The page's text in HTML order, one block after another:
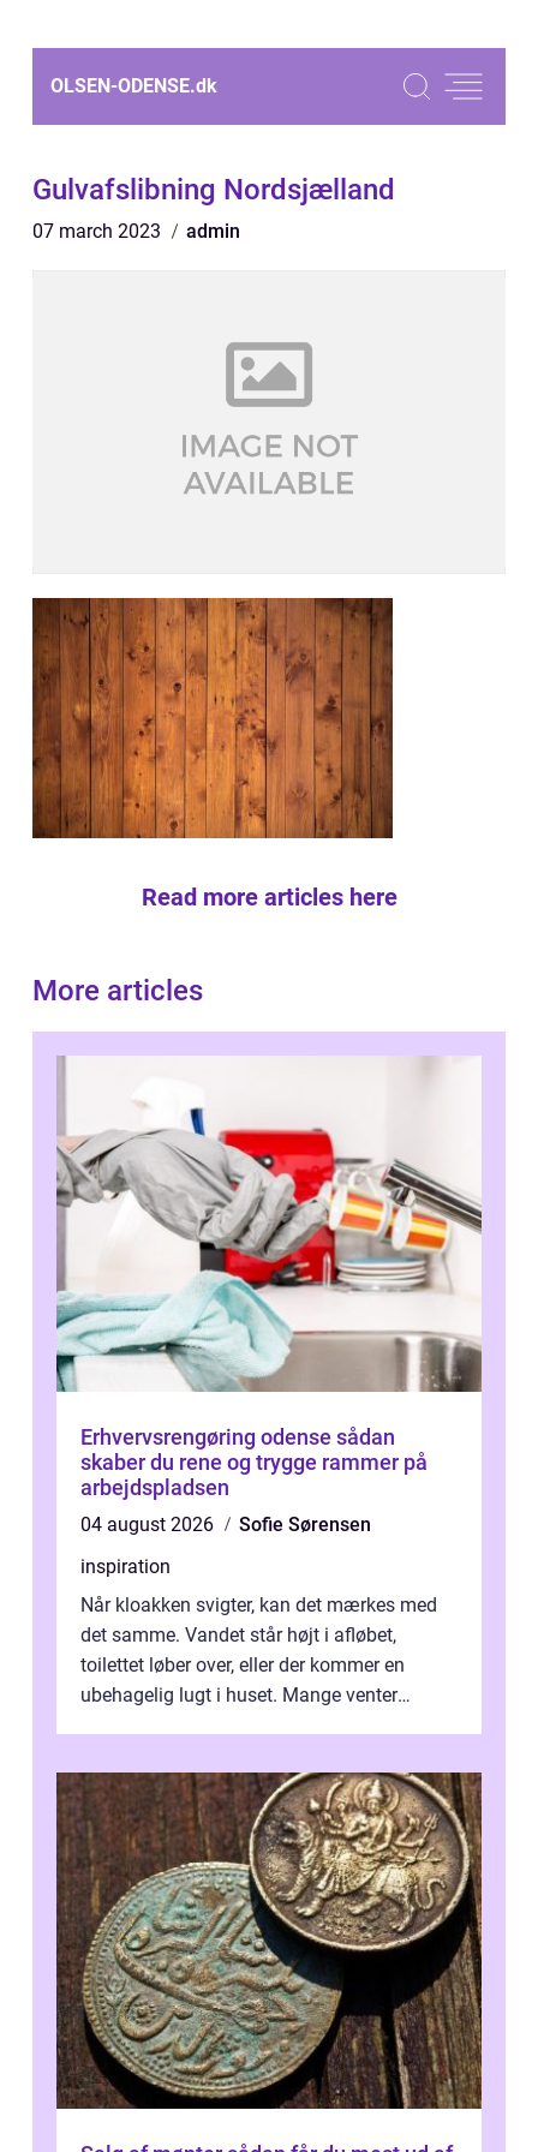
OLSEN-ODENSE.dk
Gulvafslibning Nordsjælland
07 march 2023 admin
Read more articles here
More articles
Erhvervsrengøring odense sådan
skaber du rene og trygge rammer på
arbejdspladsen
04 august 2026
Sofie Sørensen
inspiration
Når kloakken svigter, kan det mærkes med
det samme. Vandet står højt i afløbet,
toilettet løber over, eller der kommer en
ubehagelig lugt i huset. Mange venter